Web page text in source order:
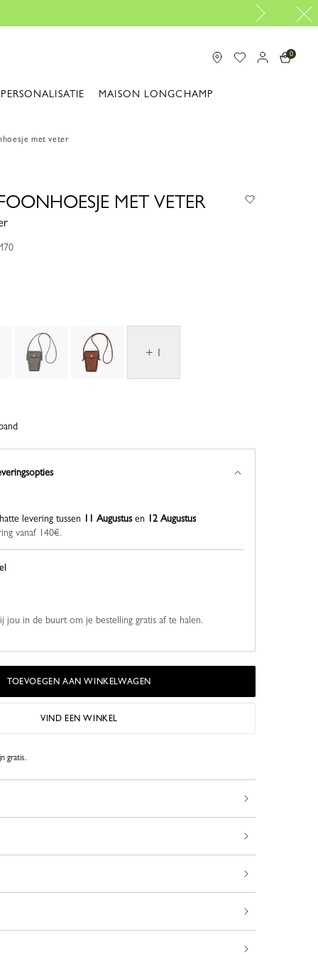
Ontdek onze
0
PERSONALISATIE MAISON LONGCHAMP
met veter
MET VETER
+ 1
jou in de buurt om je bestelling gratis af te halen.
levering tussen 11 Augustusen 12 Augustus
vanaf 140€.
TOEVOEGEN AAN WINKELWAGEN
VIND EEN WINKEL
gratis.